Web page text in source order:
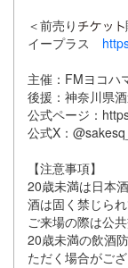
＜前売り
イープラス
主催：FMヨコハ
後援：神奈川県
公式ページ：
公式X：
【注意事項】
20歳未満は日本
酒は固く禁じられ
ご来場の際は公
20歳未満の飲酒
ただく場合がござ